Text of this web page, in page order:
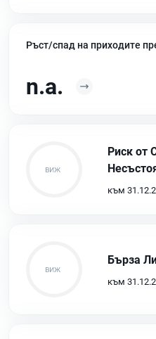
Ръст/спад на приходите
n.a.
Риск от
към
Бърза
към